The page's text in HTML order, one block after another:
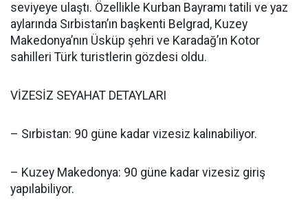
seviyeye ulaştı. Özellikle Kurban Bayramı tatili ve yaz
aylarında Sırbistan’ın başkenti Belgrad, Kuzey
Makedonya’nın Üsküp şehri ve Karadağ’ın Kotor
sahilleri Türk turistlerin gözdesi oldu.
VİZESİZ SEYAHAT DETAYLARI
– Sırbistan: 90 güne kadar vizesiz kalınabiliyor.
– Kuzey Makedonya: 90 güne kadar vizesiz giriş
yapılabiliyor.